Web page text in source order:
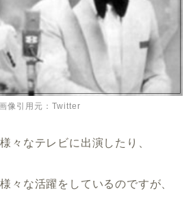
像引用元：Twitter
々なテレビに出演したり、
々な活躍をしているのですが、